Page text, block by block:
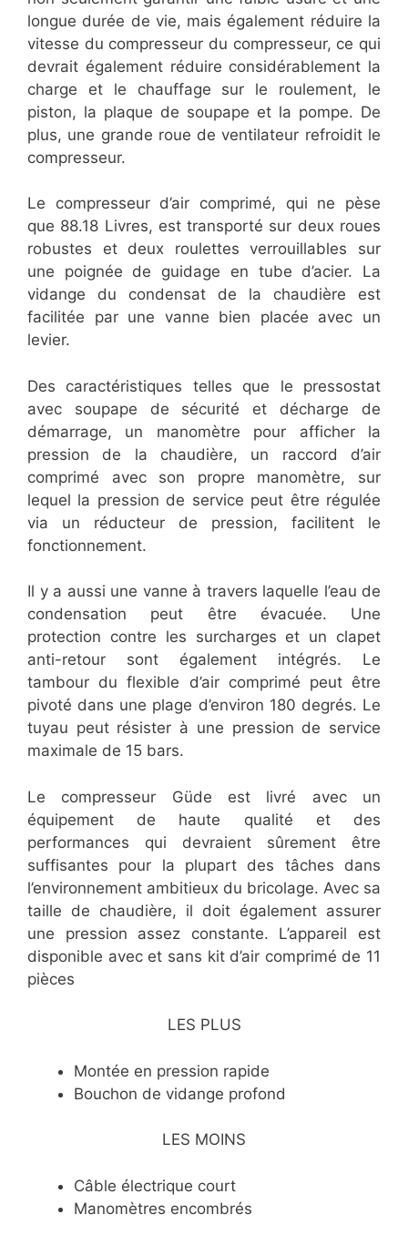
longue durée de vie, mais également réduire la
vitesse du compresseur du compresseur, ce qui
devrait également réduire considérablement la
charge et le chauffage sur le roulement, le
piston, la plaque de soupape et la pompe. De
plus, une grande roue de ventilateur refroidit le
compresseur.
Le compresseur d’air comprimé, qui ne pèse
que 88.18 Livres, est transporté sur deux roues
robustes et deux roulettes verrouillables sur
une poignée de guidage en tube d’acier. La
vidange du condensat de la chaudière est
facilitée par une vanne bien placée avec un
levier.
Des caractéristiques telles que le pressostat
avec soupape de sécurité et décharge de
démarrage, un manomètre pour afficher la
pression de la chaudière, un raccord d’air
comprimé avec son propre manomètre, sur
lequel la pression de service peut être régulée
via un réducteur de pression, facilitent le
fonctionnement.
Il y a aussi une vanne à travers laquelle l’eau de
condensation peut être évacuée. Une
protection contre les surcharges et un clapet
anti-retour sont également intégrés. Le
tambour du flexible d’air comprimé peut être
pivoté dans une plage d’environ 180 degrés. Le
tuyau peut résister à une pression de service
maximale de 15 bars.
Le compresseur Güde est livré avec un
équipement de haute qualité et des
performances qui devraient sûrement être
suffisantes pour la plupart des tâches dans
l’environnement ambitieux du bricolage. Avec sa
taille de chaudière, il doit également assurer
une pression assez constante. L’appareil est
disponible avec et sans kit d’air comprimé de 11
pièces
LES PLUS
Montée en pression rapide
Bouchon de vidange profond
LES MOINS
Câble électrique court
Manomètres encombrés